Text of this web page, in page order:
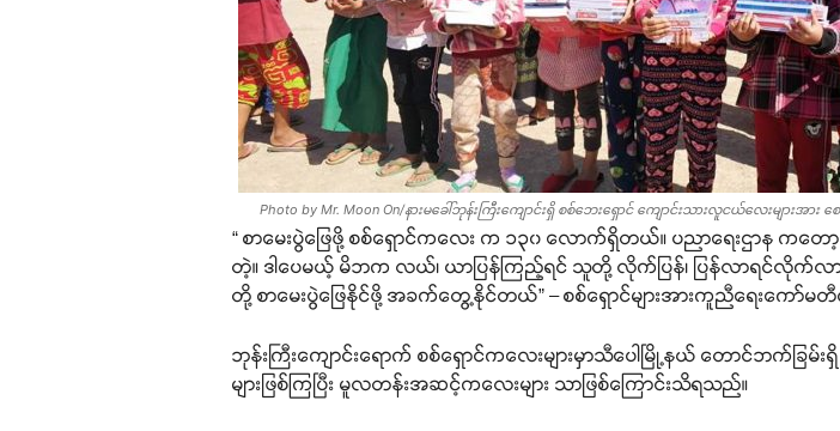
Photo by Mr. Moon On/နားမခေါ်ဘုန်းကြီးကျောင်းရှိ စစ်ဘေးရှောင် ကျောင်းသားလူငယ်လေးများအ
“ စာမေးပွဲဖြေဖို့ စစ်ရှောင်ကလေး က ၁၃၀ လောက်ရှိတယ်။ ပညာရေးဌာန ကတေ
တဲ့။ ဒါပေမယ့် မိဘက လယ်၊ ယာပြန်ကြည့်ရင် သူတို့ လိုက်ပြန်၊ ပြန်လာရင်လိုက်လာ
တို့ စာမေးပွဲဖြေနိုင်ဖို့ အခက်တွေ့နိုင်တယ်” – စစ်ရှောင်များအားကူညီရေးကော်မ
ဘုန်းကြီးကျောင်းရောက် စစ်ရှောင်ကလေးများမှာသီပေါမြို့နယ် တောင်ဘက်ခြမ်း
များဖြစ်ကြပြီး မူလတန်းအဆင့်ကလေးများ သာဖြစ်ကြောင်းသိရသည်။